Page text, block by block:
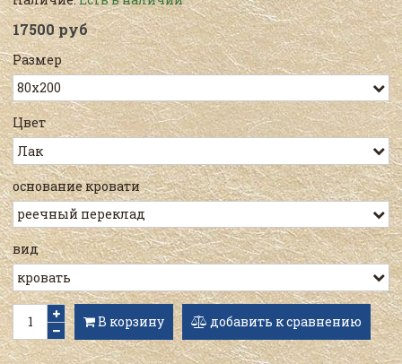
17500 руб
Размер
Цвет
основание кровати
вид
В корзину добавить к сравнению